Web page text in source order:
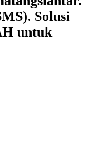
Solusi
untuk